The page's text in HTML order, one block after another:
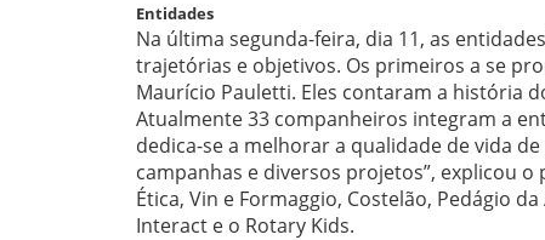
Entidades
Na última segunda-feira, dia 11, as
trajetórias e objetivos. Os primeiros a se
Maurício Pauletti. Eles contaram a história
Atualmente 33 companheiros integram a
dedica-se a melhorar a qualidade de vida
campanhas e diversos projetos”, explicou
Ética, Vin e Formaggio, Costelão, Pedágio
Interact e o Rotary Kids.